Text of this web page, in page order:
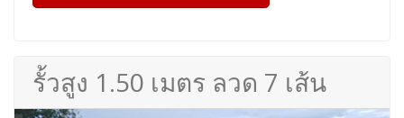
รั้วสูง 1.50 เมตร ลวด 7 เส้น